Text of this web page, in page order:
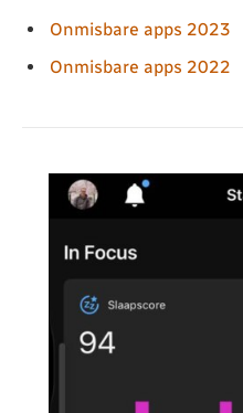
Onmisbare apps 2023
Onmisbare apps 2022